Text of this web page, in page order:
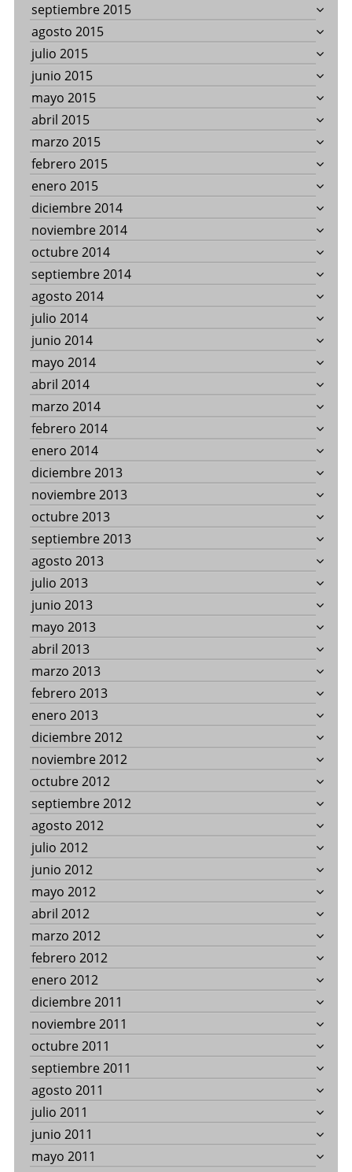
septiembre 2015
agosto 2015
julio 2015
junio 2015
mayo 2015
abril 2015
marzo 2015
febrero 2015
enero 2015
diciembre 2014
noviembre 2014
octubre 2014
septiembre 2014
agosto 2014
julio 2014
junio 2014
mayo 2014
abril 2014
marzo 2014
febrero 2014
enero 2014
diciembre 2013
noviembre 2013
octubre 2013
septiembre 2013
agosto 2013
julio 2013
junio 2013
mayo 2013
abril 2013
marzo 2013
febrero 2013
enero 2013
diciembre 2012
noviembre 2012
octubre 2012
septiembre 2012
agosto 2012
julio 2012
junio 2012
mayo 2012
abril 2012
marzo 2012
febrero 2012
enero 2012
diciembre 2011
noviembre 2011
octubre 2011
septiembre 2011
agosto 2011
julio 2011
junio 2011
mayo 2011